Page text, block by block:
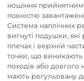
ношіння
повністю
Система наплічних
вигнуті подушки,
плечах і верхній
точки, що виникають
походів або довгого
мають регульовану